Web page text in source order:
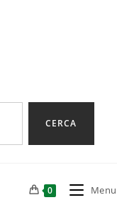
CERCA
0 Menu